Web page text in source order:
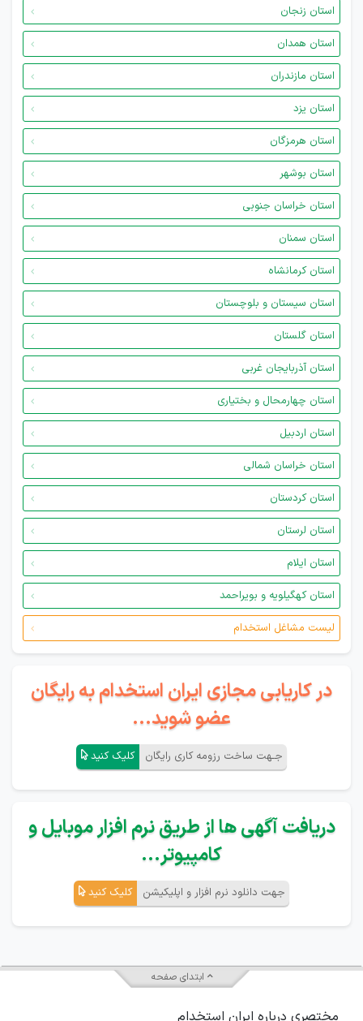
استان زنجان
استان همدان
استان مازندران
استان یزد
استان هرمزگان
استان بوشهر
استان خراسان جنوبی
استان سمنان
استان کرمانشاه
استان سیستان و بلوچستان
استان گلستان
استان آذربایجان غربی
استان چهارمحال و بختیاری
استان اردبیل
استان خراسان شمالی
استان کردستان
استان لرستان
استان ایلام
استان کهگیلویه و بویراحمد
لیست مشاغل استخدام
در کاریابی مجازی ایران استخدام به رایگان
عضو شوید...
جـهت ساخت رزومه کاری رایگان کلیک کنید
دریافت آگهی ها از طریق نرم افزار موبایل و
کامپیوتر...
جهت دانلود نرم افزار و اپلیکیشن کلیک کنید
ابتدای صفحه
مختصری درباره ایران استخدام